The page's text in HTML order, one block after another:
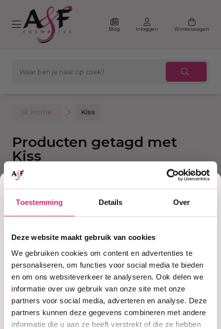
Toestemming Details Over
Deze website maakt gebruik van cookies
We gebruiken cookies om content en advertenties te
personaliseren, om functies voor social media te bieden
en om ons websiteverkeer te analyseren. Ook delen we
informatie over uw gebruik van onze site met onze
partners voor social media, adverteren en analyse. Deze
partners kunnen deze gegevens combineren met andere
informatie die u aan ze heeft verstrekt of die ze hebben
Blog Inloggen Winkelwagen
Home Kiss
Producten getagd met
Kiss
Filter Sorteer
Korting
op je
eerste
bestelling